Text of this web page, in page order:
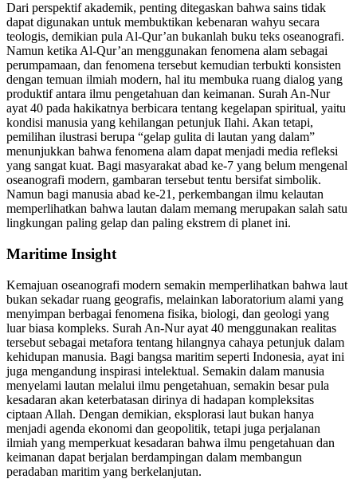
Dari perspektif akademik, penting ditegaskan bahwa sains tidak
dapat digunakan untuk membuktikan kebenaran wahyu secara
teologis, demikian pula Al-Qur’an bukanlah buku teks oseanografi.
Namun ketika Al-Qur’an menggunakan fenomena alam sebagai
perumpamaan, dan fenomena tersebut kemudian terbukti konsisten
dengan temuan ilmiah modern, hal itu membuka ruang dialog yang
produktif antara ilmu pengetahuan dan keimanan. Surah An-Nur
ayat 40 pada hakikatnya berbicara tentang kegelapan spiritual, yaitu
kondisi manusia yang kehilangan petunjuk Ilahi. Akan tetapi,
pemilihan ilustrasi berupa “gelap gulita di lautan yang dalam”
menunjukkan bahwa fenomena alam dapat menjadi media refleksi
yang sangat kuat. Bagi masyarakat abad ke-7 yang belum mengenal
oseanografi modern, gambaran tersebut tentu bersifat simbolik.
Namun bagi manusia abad ke-21, perkembangan ilmu kelautan
memperlihatkan bahwa lautan dalam memang merupakan salah satu
lingkungan paling gelap dan paling ekstrem di planet ini.
Maritime Insight
Kemajuan oseanografi modern semakin memperlihatkan bahwa laut
bukan sekadar ruang geografis, melainkan laboratorium alami yang
menyimpan berbagai fenomena fisika, biologi, dan geologi yang
luar biasa kompleks. Surah An-Nur ayat 40 menggunakan realitas
tersebut sebagai metafora tentang hilangnya cahaya petunjuk dalam
kehidupan manusia. Bagi bangsa maritim seperti Indonesia, ayat ini
juga mengandung inspirasi intelektual. Semakin dalam manusia
menyelami lautan melalui ilmu pengetahuan, semakin besar pula
kesadaran akan keterbatasan dirinya di hadapan kompleksitas
ciptaan Allah. Dengan demikian, eksplorasi laut bukan hanya
menjadi agenda ekonomi dan geopolitik, tetapi juga perjalanan
ilmiah yang memperkuat kesadaran bahwa ilmu pengetahuan dan
keimanan dapat berjalan berdampingan dalam membangun
peradaban maritim yang berkelanjutan.